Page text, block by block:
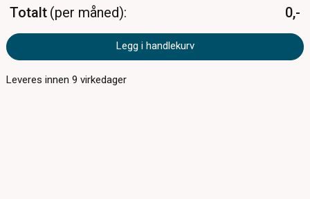
Totalt per måned 0,-
Legg i handlekurv
Leveres innen9 virkedager